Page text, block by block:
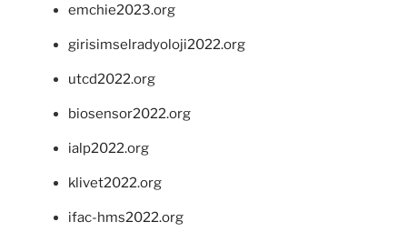
emchie2023.org
girisimselradyoloji2022.org
utcd2022.org
biosensor2022.org
ialp2022.org
klivet2022.org
ifac-hms2022.org